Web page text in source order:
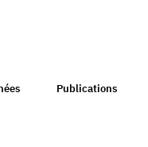
Publications